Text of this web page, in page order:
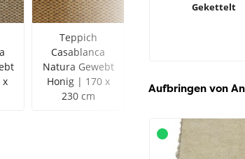
Gekettelt
Aufbringen von
x
Teppich
Casablanca
Natura Gewebt
Honig | 170 x
230 cm
Tabak | 170 x
230 cm